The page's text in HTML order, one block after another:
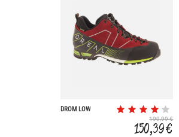
DROM LOW
199,99 €
150,39 €